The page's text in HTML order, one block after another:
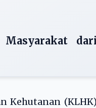
Kehutanan